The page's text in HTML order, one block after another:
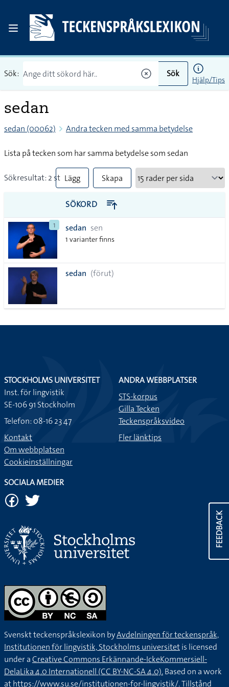
Sök: Sök
Hjälp/Tips
sedan
sedan (00062) Andra tecken med samma betydelse
Lista på tecken som har samma betydelse som sedan
Sökresultat: 2 st Lägg
till
alla i
lista
Skapa
PDF
SÖKORD
1 sedan sen
1 varianter finns
sedan (förut)
FEEDBACK
STOCKHOLMS UNIVERSITET
Inst. för lingvistik
SE-106 91 Stockholm
Telefon: 08-16 23 47
Kontakt
Om webbplatsen
Cookieinställningar
ANDRA WEBBPLATSER
STS-korpus
Gilla Tecken
Teckenspråksvideo
Fler länktips
SOCIALA MEDIER
Svenskt teckenspråkslexikon byAvdelningen för teckenspråk,
Institutionen för lingvistik, Stockholms universitetis licensed
under aCreative Commons Erkännande-IckeKommersiell-
DelaLika 4.0 Internationell (CC BY-NC-SA 4.0).Based on a work
athttps://www.su.se/institutionen-for-lingvistik/. Tillstånd